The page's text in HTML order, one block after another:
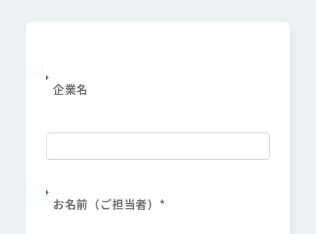
企業名
お名前（ご担当者） *